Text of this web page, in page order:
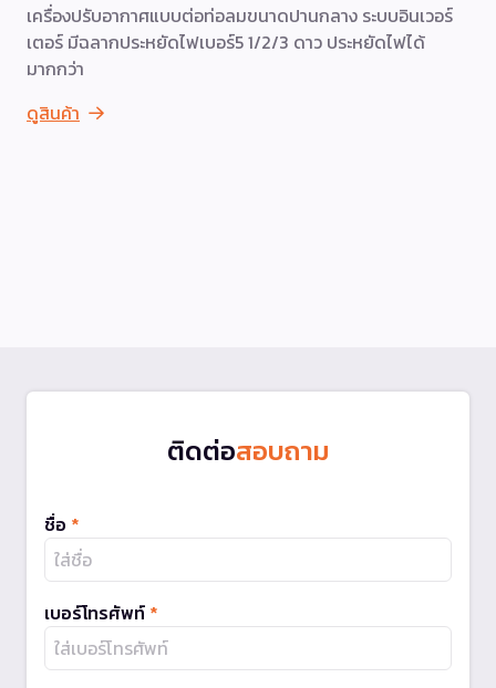
เครื่องปรับอากาศแบบต่อท่อลมขนาดปานกลาง ระบบอินเวอร์
เตอร์ มีฉลากประหยัดไฟเบอร์5 1/2/3 ดาว ประหยัดไฟได้
มากกว่า
ดูสินค้า
ติดต่อสอบถาม
ชื่อ *
เบอร์โทรศัพท์ *